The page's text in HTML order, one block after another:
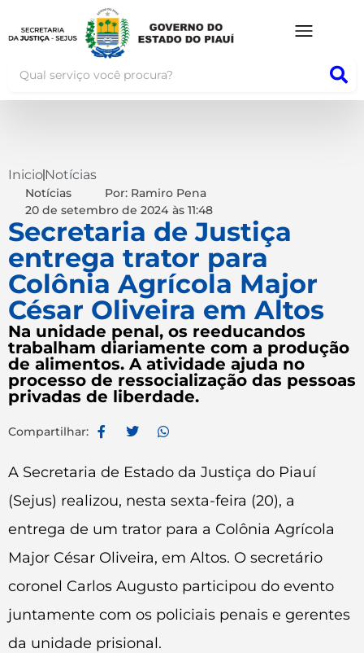
InicioNotícias
Notícias
Por: Ramiro Pena
20 de setembro de 2024 às 11:48
Secretaria de Justiça
entrega trator para
Colônia Agrícola Major
César Oliveira em Altos
Na unidade penal, os reeducandos
trabalham diariamente com a produção
de alimentos. A atividade ajuda no
processo de ressocialização das pessoas
privadas de liberdade.
Compartilhar:
A Secretaria de Estado da Justiça do Piauí
(Sejus) realizou, nesta sexta-feira (20), a
entrega de um trator para a Colônia Agrícola
Major César Oliveira, em Altos. O secretário
coronel Carlos Augusto participou do evento
juntamente com os policiais penais e gerentes
da unidade prisional.